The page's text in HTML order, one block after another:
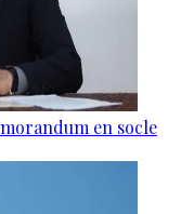
en socle